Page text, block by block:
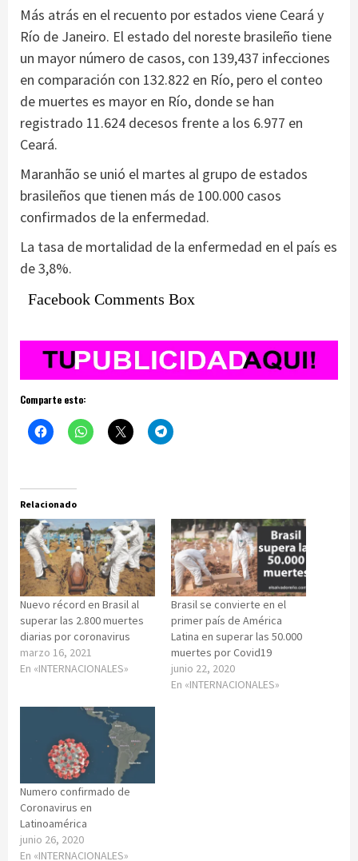
Más atrás en el recuento por estados viene Ceará y
Río de Janeiro. El estado del noreste brasileño tiene
un mayor número de casos, con 139,437 infecciones
en comparación con 132.822 en Río, pero el conteo
de muertes es mayor en Río, donde se han
registrado 11.624 decesos frente a los 6.977 en
Ceará.
Maranhão se unió el martes al grupo de estados
brasileños que tienen más de 100.000 casos
confirmados de la enfermedad.
La tasa de mortalidad de la enfermedad en el país es
de 3,8%.
Facebook Comments Box
Comparte esto:
Relacionado
Nuevo récord en Brasil al
superar las 2.800 muertes
diarias por coronavirus
marzo 16, 2021
En «INTERNACIONALES»
Brasil se convierte en el
primer país de América
Latina en superar las 50.000
muertes por Covid19
junio 22, 2020
En «INTERNACIONALES»
Numero confirmado de
Coronavirus en
Latinoamérica
junio 26, 2020
En «INTERNACIONALES»